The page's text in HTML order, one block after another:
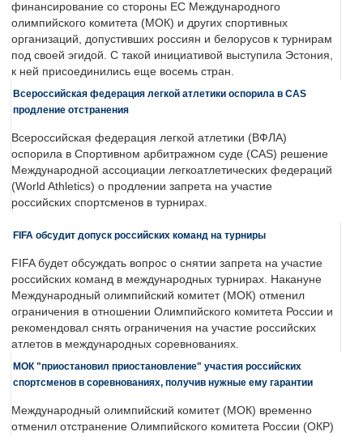
финансирование со стороны ЕС Международного
олимпийского комитета (МОК) и других спортивных
организаций, допустивших россиян и белорусов к турнирам
под своей эгидой. С такой инициативой выступила Эстония,
к ней присоединились еще восемь стран.
Всероссийская федерация легкой атлетики оспорила в CAS
продление отстранения
Всероссийская федерация легкой атлетики (ВФЛА)
оспорила в Спортивном арбитражном суде (CAS) решение
Международной ассоциации легкоатлетических федераций
(World Athletics) о продлении запрета на участие
российских спортсменов в турнирах.
FIFA обсудит допуск российских команд на турниры
FIFA будет обсуждать вопрос о снятии запрета на участие
российских команд в международных турнирах. Накануне
Международный олимпийский комитет (МОК) отменил
ограничения в отношении Олимпийского комитета России и
рекомендовал снять ограничения на участие российских
атлетов в международных соревнованиях.
МОК "приостановил приостановление" участия российских
спортсменов в соревнованиях, получив нужные ему гарантии
Международный олимпийский комитет (МОК) временно
отменил отстранение Олимпийского комитета России (ОКР)